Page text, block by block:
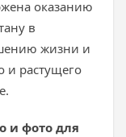
оказанию
в
жизни и
и растущего
и фото для